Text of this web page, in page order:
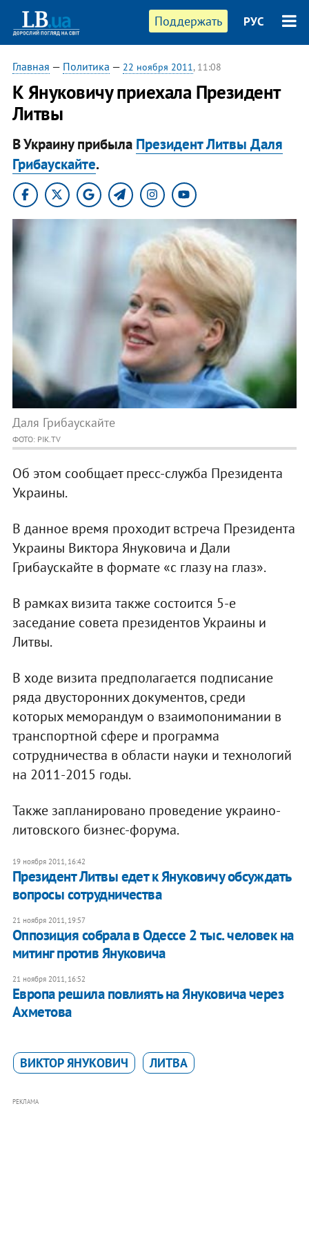
Поддержать РУС
Главная — Политика — 22 ноября 2011, 11:08
К Януковичу приехала Президент
Литвы
В Украину прибыла Президент Литвы Даля
Грибаускайте.
Даля Грибаускайте
ФОТО: PIK.TV
Об этом сообщает пресс-служба Президента
Украины.
В данное время проходит встреча Президента
Украины Виктора Януковича и Дали
Грибаускайте в формате «с глазу на глаз».
В рамках визита также состоится 5-е
заседание совета президентов Украины и
Литвы.
В ходе визита предполагается подписание
ряда двусторонних документов, среди
которых меморандум о взаимопонимании в
транспортной сфере и программа
сотрудничества в области науки и технологий
на 2011-2015 годы.
Также запланировано проведение украино-
литовского бизнес-форума.
19 ноября 2011, 16:42
Президент Литвы едет к Януковичу обсуждать
вопросы сотрудничества
21 ноября 2011, 19:57
Оппозиция собрала в Одессе 2 тыс. человек на
митинг против Януковича
21 ноября 2011, 16:52
Европа решила повлиять на Януковича через
Ахметова
ВИКТОР ЯНУКОВИЧ ЛИТВА
РЕКЛАМА